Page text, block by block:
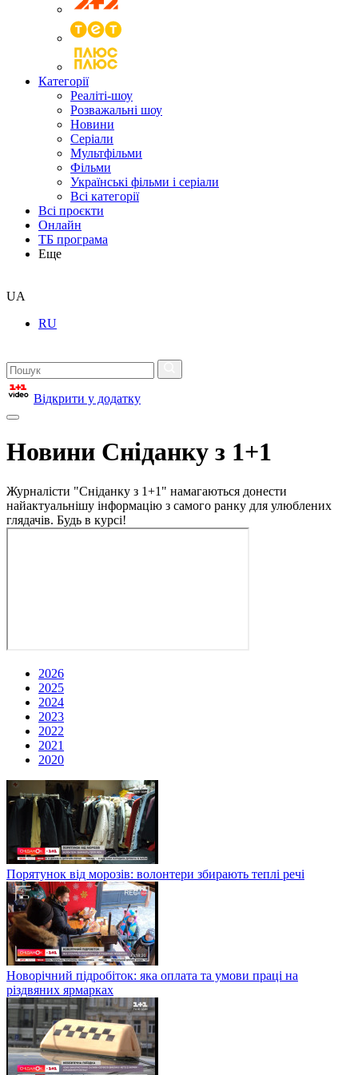
Категорії
Реаліті-шоу
Розважальні шоу
Новини
Серіали
Мультфільми
Фільми
Українські фільми і серіали
Всі категорії
Всі проєкти
Онлайн
ТБ програма
Еще
UA
RU
Відкрити у додатку
Новини Сніданку з 1+1
Журналісти "Сніданку з 1+1" намагаються донести
найактуальнішу інформацію з самого ранку для улюблених
глядачів. Будь в курсі!
2026
2025
2024
2023
2022
2021
2020
Порятунок від морозів: волонтери збирають теплі речі
Новорічний підробіток: яка оплата та умови праці на
різдвяних ярмарках